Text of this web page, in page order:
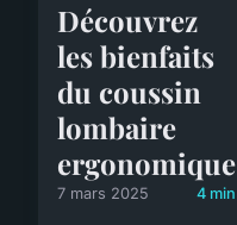
Découvrez
les bienfaits
du coussin
lombaire
ergonomique
7 mars 2025 4 min